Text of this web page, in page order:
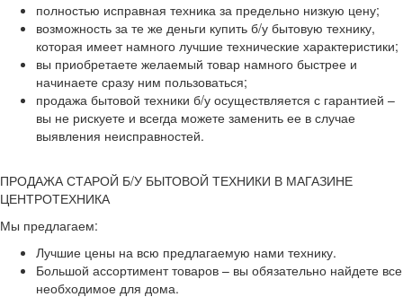
полностью исправная техника за предельно низкую цену;
возможность за те же деньги купить б/у бытовую технику,
которая имеет намного лучшие технические характеристики;
вы приобретаете желаемый товар намного быстрее и
начинаете сразу ним пользоваться;
продажа бытовой техники б/у осуществляется с гарантией –
вы не рискуете и всегда можете заменить ее в случае
выявления неисправностей.
ПРОДАЖА СТАРОЙ Б/У БЫТОВОЙ ТЕХНИКИ В МАГАЗИНЕ
ЦЕНТРОТЕХНИКА
Мы предлагаем:
Лучшие цены на всю предлагаемую нами технику.
Большой ассортимент товаров – вы обязательно найдете все
необходимое для дома.